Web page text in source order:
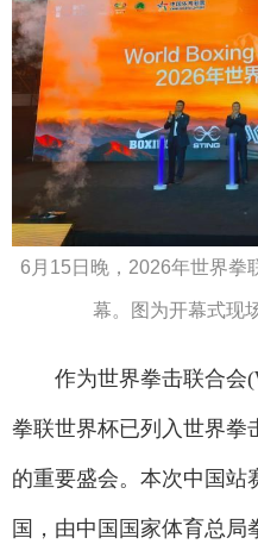
6月15日晚，2026年世界拳
幕。图为开幕式现
作为世界拳击联合会
拳联世界杯已列入世界拳
的重要盛会。本次中国站
国，由中国国家体育总局